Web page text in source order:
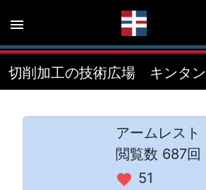
menu
切削加工の技術広場 キンタン
アームレスト
閲覧数 687回
favorite 51